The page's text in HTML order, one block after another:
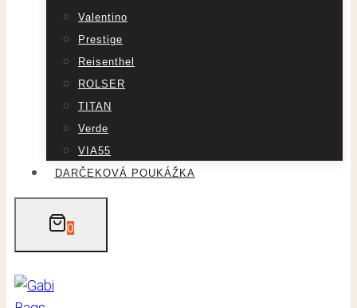
Valentino
Prestige
Reisenthel
ROLSER
TITAN
Verde
VIA55
DARČEKOVÁ POUKÁŽKA
0